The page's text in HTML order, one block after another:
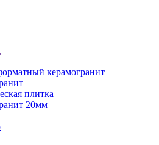
керамогранит
плитка
20мм